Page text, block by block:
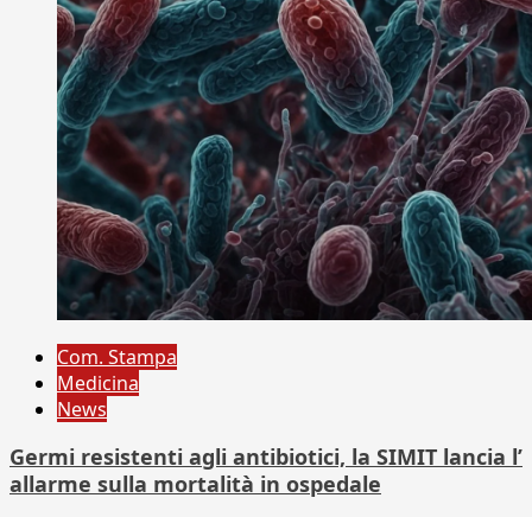
Com. Stampa
Medicina
News
Germi resistenti agli antibiotici, la SIMIT lancia l’
allarme sulla mortalità in ospedale